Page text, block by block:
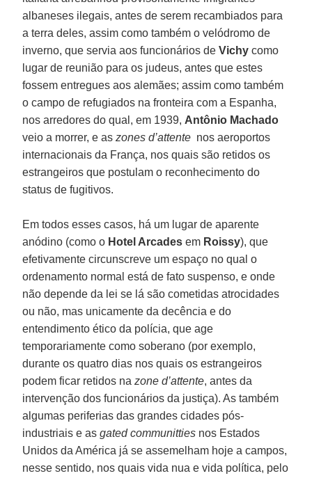
albaneses ilegais, antes de serem recambiados para
a terra deles, assim como também o velódromo de
inverno, que servia aos funcionários deVichy como
lugar de reunião para os judeus, antes que estes
fossem entregues aos alemães; assim como também
o campo de refugiados na fronteira com a Espanha,
nos arredores do qual, em 1939, Antônio Machado
veio a morrer, e aszones d’attente nos aeroportos
internacionais da França, nos quais são retidos os
estrangeiros que postulam o reconhecimento do
status de fugitivos.
Em todos esses casos, há um lugar de aparente
anódino (como o Hotel Arcades em Roissy), que
efetivamente circunscreve um espaço no qual o
ordenamento normal está de fato suspenso, e onde
não depende da lei se lá são cometidas atrocidades
ou não, mas unicamente da decência e do
entendimento ético da polícia, que age
temporariamente como soberano (por exemplo,
durante os quatro dias nos quais os estrangeiros
podem ficar retidos nazone d’attente, antes da
intervenção dos funcionários da justiça). As também
algumas periferias das grandes cidades pós-
industriais e asgated communitties nos Estados
Unidos da América já se assemelham hoje a campos,
nesse sentido, nos quais vida nua e vida política, pelo